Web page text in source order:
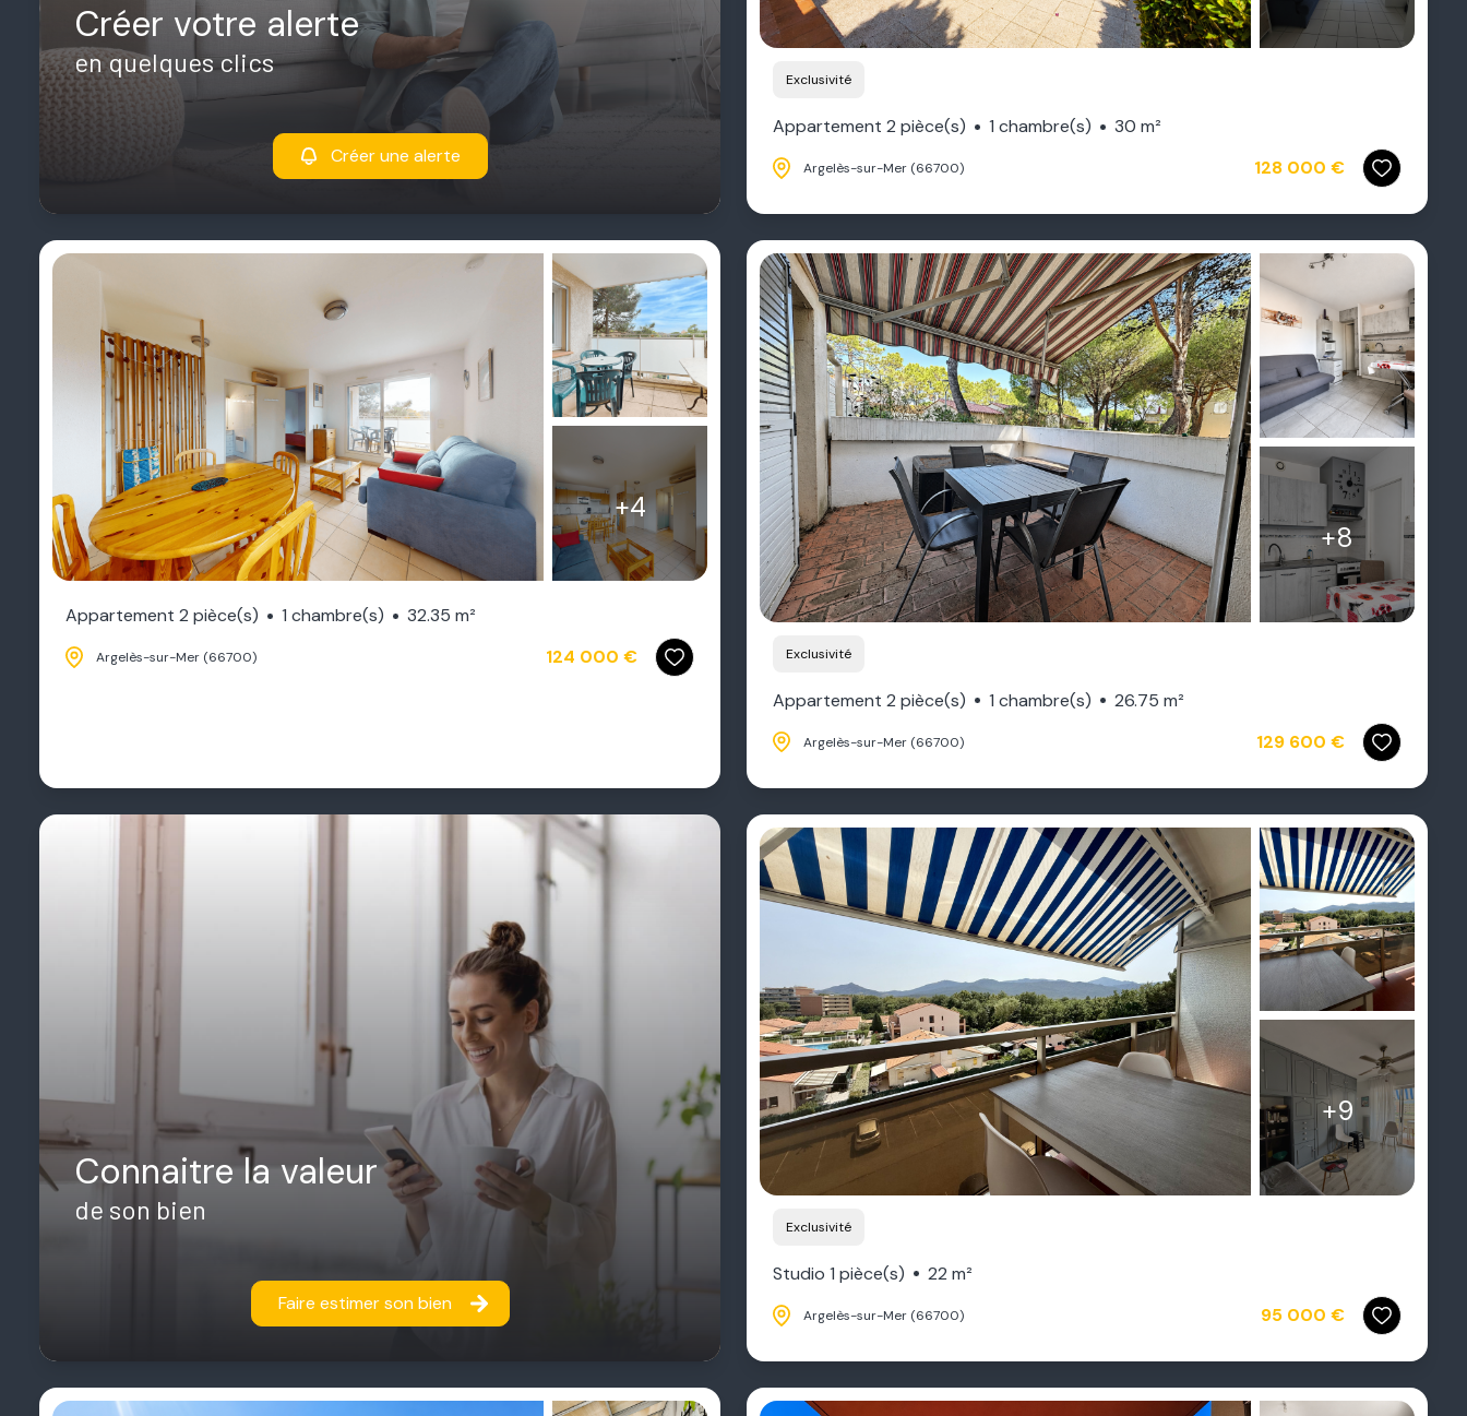
Créer votre alerte
en quelques clics
Créer une alerte
Exclusivité
Appartement 2 pièce(s) 1 chambre(s) 30 m²
Argelès-sur-Mer (66700) 128 000 €
+4
Appartement 2 pièce(s) 1 chambre(s) 32.35 m²
Argelès-sur-Mer (66700) 124 000 €
+8
Exclusivité
Appartement 2 pièce(s) 1 chambre(s) 26.75 m²
Argelès-sur-Mer (66700) 129 600 €
Connaitre la valeur
de son bien
Faire estimer son bien
+9
Exclusivité
Studio 1 pièce(s) 22 m²
Argelès-sur-Mer (66700) 95 000 €